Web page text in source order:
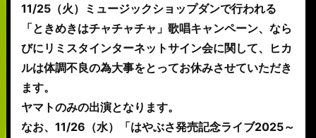
11/25（火）ミュージックショップダンで行われる
「ときめきはチャチャチャ」歌唱キャンペーン、なら
びにリミスタインターネットサイン会に関して、ヒカ
ルは体調不良の為大事をとってお休みさせていただき
ます。
ヤマトのみの出演となります。
なお、11/26（水）「はやぶさ発売記念ライブ2025～